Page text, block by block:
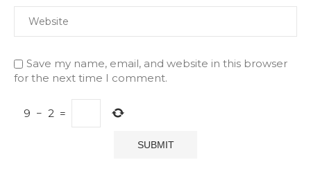
Save my name, email, and website in this browser
for the next time I comment.
9 − 2 =